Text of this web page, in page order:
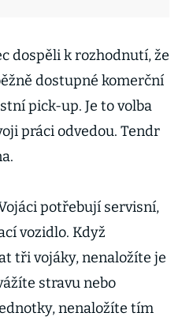
dospěli k rozhodnutí, že
dostupné komerční
pick-up. Je to volba
práci odvedou. Tendr
potřebují servisní,
vozidlo. Když
tři vojáky, nenaložíte je
stravu nebo
nenaložíte tím